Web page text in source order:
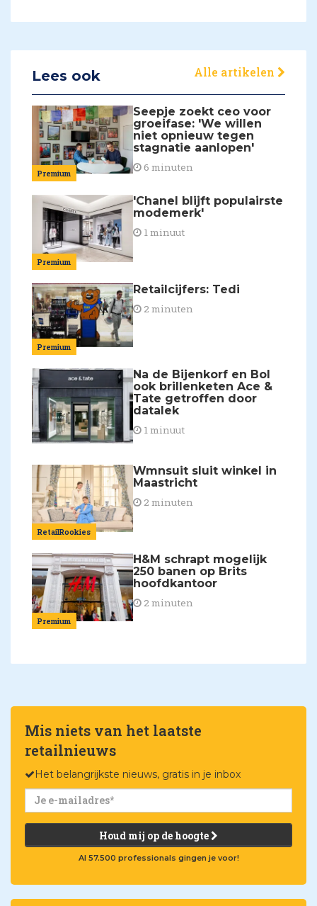
Lees ook Alle artikelen
Premium
Seepje zoekt ceo voor
groeifase: 'We willen
niet opnieuw tegen
stagnatie aanlopen'
6 minuten
Premium
'Chanel blijft populairste
modemerk'
1 minuut
Premium
Retailcijfers: Tedi
2 minuten
Na de Bijenkorf en Bol
ook brillenketen Ace &
Tate getroffen door
datalek
1 minuut
RetailRookies
Wmnsuit sluit winkel in
Maastricht
2 minuten
Premium
H&M schrapt mogelijk
250 banen op Brits
hoofdkantoor
2 minuten
Mis niets van het laatste
retailnieuws
Het belangrijkste nieuws, gratis in je inbox
Houd mij op de hoogte
Al 57.500 professionals gingen je voor!